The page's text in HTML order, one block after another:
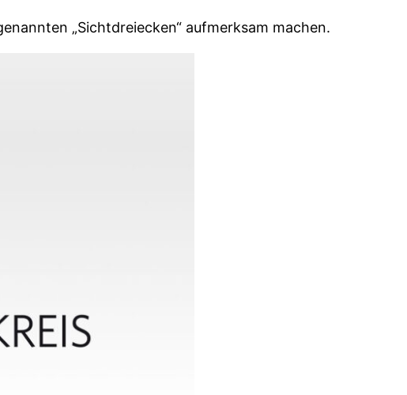
„Sichtdreiecken“ aufmerksam machen.